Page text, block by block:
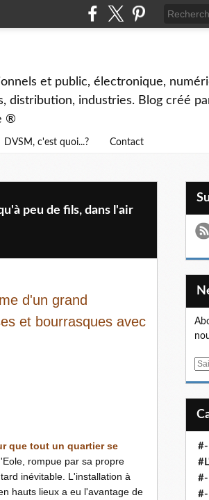
et public, électronique,
distribution, industries. Blog créé
®
DVSM, c'est quoi...? Contact
peu de fils, dans l'air
d'un grand
et bourrasques avec
que tout un quartier se
rompue par sa propre
inévitable. L'installation à
hauts lieux a eu l'avantage de
E
#-
#-
#-